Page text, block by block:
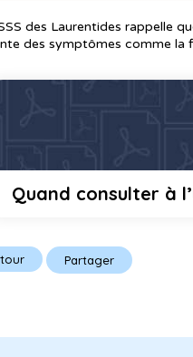
des Laurentides rappelle
des symptômes comme la
Quand consulter à
Partager